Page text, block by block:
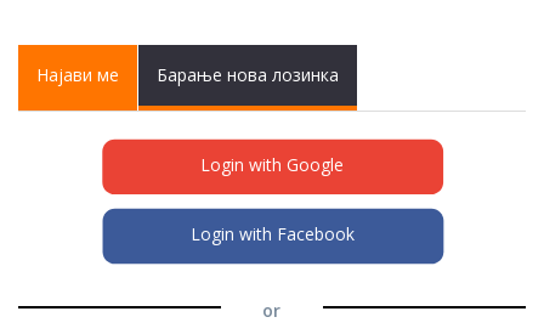
Primary tabs
Најави ме (activeБарање нова лозинка
Login with Google
Login with Facebook
or